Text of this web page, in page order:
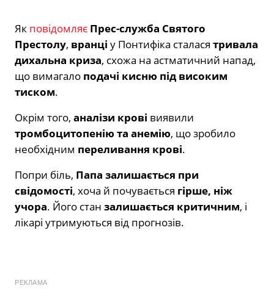
Як повідомляє Прес-служба Святого
Престолу, вранці у Понтифіка сталася тривала
дихальна криза, схожа на астматичний напад,
що вимагало подачі кисню під високим
тиском.
Окрім того, аналізи крові виявили
тромбоцитопенію та анемію, що зробило
необхідним переливання крові.
Попри біль, Папа залишається при
свідомості, хоча й почувається гірше, ніж
учора. Його стан залишається критичним, і
лікарі утримуються від прогнозів.
РЕКЛАМА